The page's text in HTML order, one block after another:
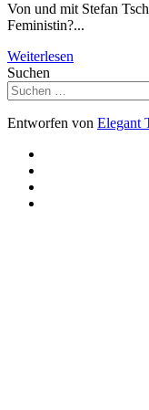
Von und mit Stefan
Feministin?...
Weiterlesen
Suchen
Entworfen von Elegant